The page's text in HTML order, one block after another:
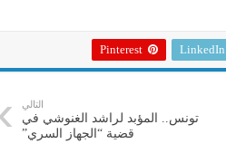
LinkedIn
Pinterest
التالي
تونس.. المؤبد لراشد الغنوشي في
قضية “الجهاز السري”